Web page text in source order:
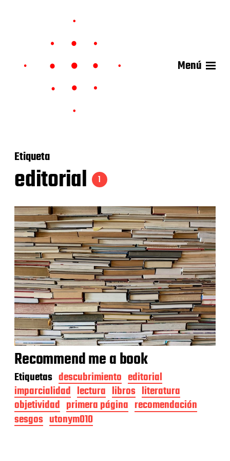
Menú
Etiqueta
editorial 1
Recommend me a book
Etiquetas descubrimiento editorial
imparcialidad lectura libros literatura
objetividad primera página recomendación
sesgos utonym010